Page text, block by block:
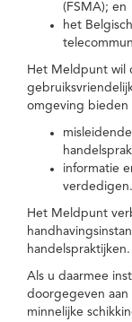
(FSMA); en
het
Het Meldpunt wil
omgeving bieden
informatie
verdedigen.
Het Meldpunt
handelspraktijken.
Als u daarmee
doorgegeven
minnelijke